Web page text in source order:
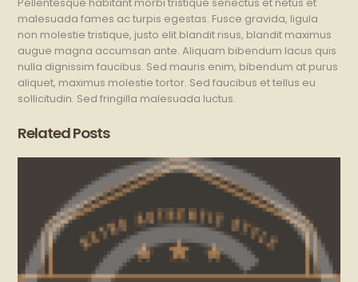
malesuada fames ac turpis egestas. Fusce gravida, ligula
non molestie tristique, justo elit blandit risus, blandit maximus
augue magna accumsan ante. Aliquam bibendum lacus quis
nulla dignissim faucibus. Sed mauris enim, bibendum at purus
aliquet, maximus molestie tortor. Sed faucibus et tellus eu
sollicitudin. Sed fringilla malesuada luctus.
Related Posts